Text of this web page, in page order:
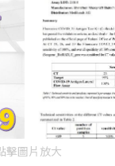
擊圖片放大